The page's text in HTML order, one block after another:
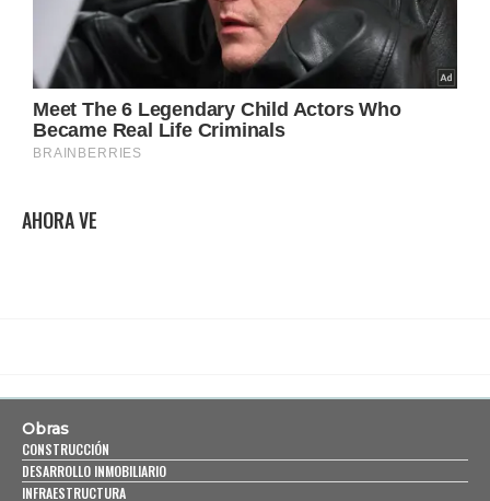
AHORA VE
Obras
CONSTRUCCIÓN
DESARROLLO INMOBILIARIO
INFRAESTRUCTURA